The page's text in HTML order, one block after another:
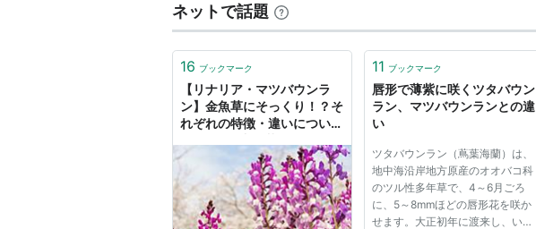
ネットで話題
16 ブックマーク
【リナリア・マツバウンラ
ン】金魚草にそっくり！？そ
れぞれの特徴・違いについて
11 ブックマーク
唇形で薄紫に咲くツタバウン
ラン、マツバウンランとの違
い
ツタバウンラン（蔦葉海蘭）は、
地中海沿岸地方原産のオオバコ科
のツル性多年草で、4～6月ごろ
に、5～8mmほどの唇形花を咲か
せます。大正初年に渡来し、いま